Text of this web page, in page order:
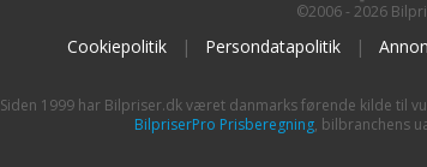
©2006 - 2026
Cookiepolitik | Persondatapolitik |
Siden 1999 har Bilpriser.dk været danmarks førende kilde til
BilpriserPro Prisberegning, bilbranchens